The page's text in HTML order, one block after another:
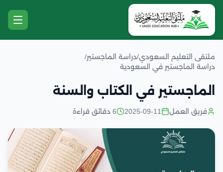
ملتقى التعليم السعودي/دراسة الماجستير/
دراسة الماجستير في السعودية
الماجستير في الكتاب والسنة
فريق العمل 2025-09-11 6 دقائق قراءة